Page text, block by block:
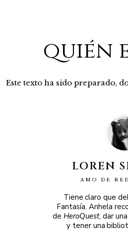
quién
Este texto ha sido preparado,
LOREN
AMO DE
Tiene claro que
Fantasía. Anhela
de HeroQuest, dar
y tener una